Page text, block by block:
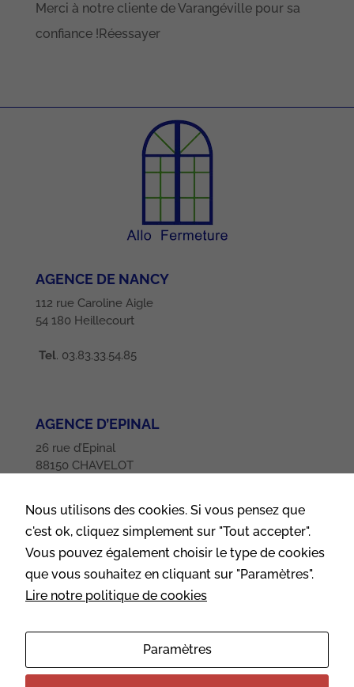
Merci à notre cliente de Varangéville pour sa
confiance !Réessayer
AGENCE DE NANCY
112 rue Caroline Aigle
54 180 Heillecourt
Tel. 03.83.33.54.85
AGENCE D’EPINAL
26 rue d’Epinal
88150 CHAVELOT
SUIVEZ-NOUS
Nous utilisons des cookies. Si vous pensez que
c'est ok, cliquez simplement sur "Tout accepter".
Vous pouvez également choisir le type de cookies
que vous souhaitez en cliquant sur "Paramètres".
Lire notre politique de cookies
Paramètres
Statistiques
du site Web,
de la façon
dont le site
Experience